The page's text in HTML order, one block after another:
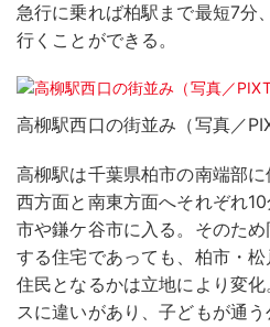
急行に乗れば柏駅まで最短7分
行くことができる。
高柳駅西口の街並み（写真／
高柳駅は千葉県柏市の南端部
西方面と南東方面へそれぞれ
市や鎌ケ谷市に入る。そのた
する住宅であっても、柏市・
住民となるかは立地により変
スに違いがあり、子どもが通